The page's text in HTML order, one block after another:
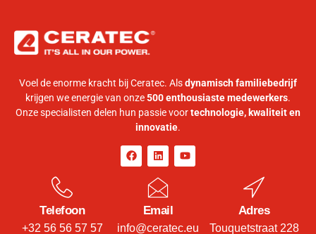
Voel de enorme kracht bij Ceratec. Alsdynamisch familiebedrijf
krijgen we energie van onze500 enthousiaste medewerkers.
Onze specialisten delen hun passie voortechnologie, kwaliteit en
innovatie.
Telefoon
+32 56 56 57 57
Email
info@ceratec.eu
Adres
Touquetstraat 228